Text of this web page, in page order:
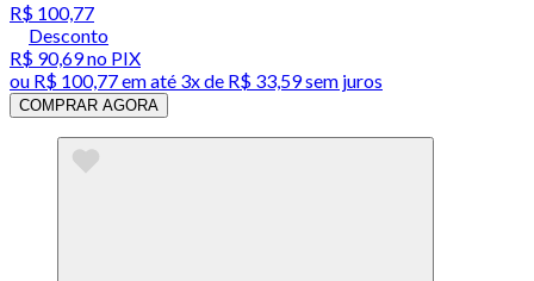
R$ 100,77
Desconto
R$ 90,69no PIX
ou R$ 100,77em até 3x de R$ 33,59 sem juros
COMPRAR AGORA